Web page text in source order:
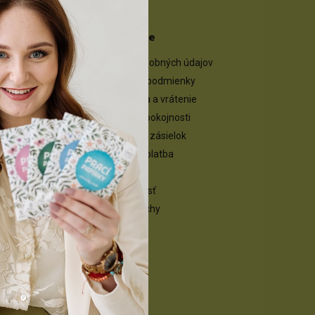
a čistenie
v
ako
Informace
Ochrana osobných údajov
Obchodné podmienky
Reklamácia a vrátenie
Garancia spokojnosti
Sledovanie zásielok
Doprava a platba
Náš príbeh
Udržateľnosť
Naše úspechy
Recenzie
Cookies
Přejít na Udržitelný e-shop